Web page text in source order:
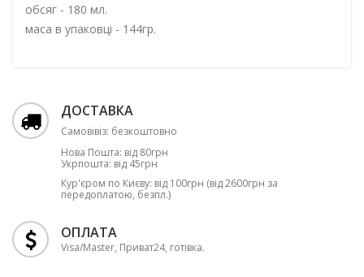
обсяг - 180 мл.
маса в упаковці - 144гр.
ДОСТАВКА
Самовівіз: безкоштовно
Нова Пошта: від 80грн
Укрпошта: від 45грн
Кур'єром по Києву: від 100грн (від 2600грн за
передоплатою, безпл.)
ОПЛАТА
Visa/Master, Приват24, готівка.